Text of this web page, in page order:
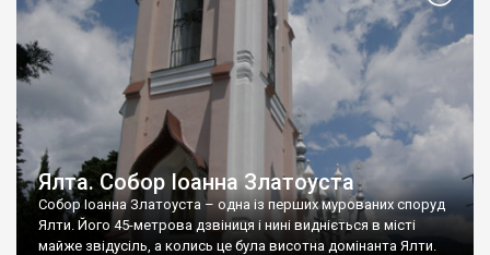
Ялта. Собор Іоанна Златоуста
Собор Іоанна Златоуста – одна із перших мурованих споруд
Ялти. Його 45-метрова дзвіниця і нині видніється в місті
майже звідусіль, а колись це була висотна домінанта Ялти.